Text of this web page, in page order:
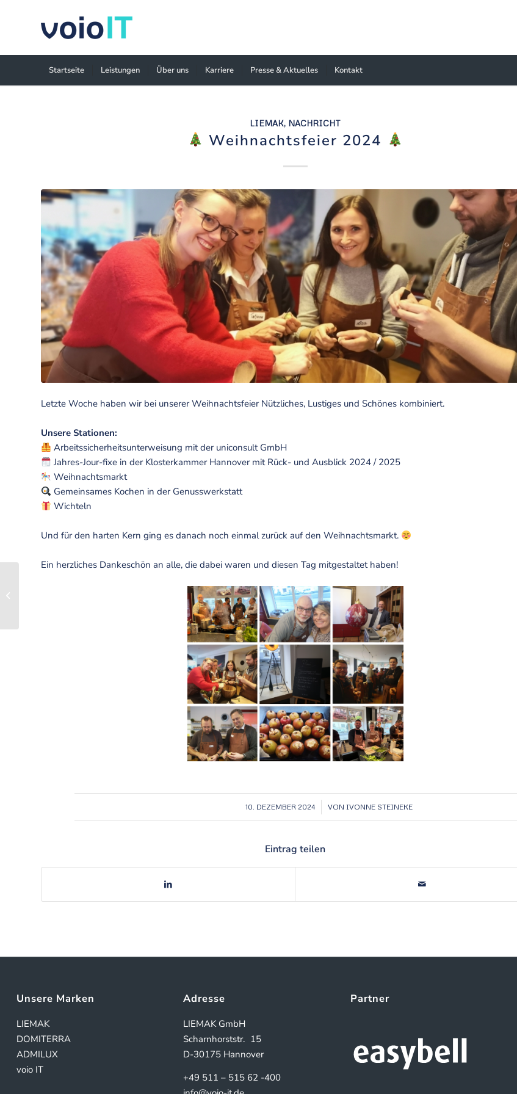
Startseite Leistungen Über uns Karriere Presse & Aktuelles Kontakt
LIEMAK, NACHRICHT
Weihnachtsfeier 2024
Letzte Woche haben wir bei unserer Weihnachtsfeier Nützliches, Lustiges und Schönes kombiniert.
Unsere Stationen:
Arbeitssicherheitsunterweisung mit der uniconsult GmbH
Jahres-Jour-fixe in der Klosterkammer Hannovermit Rück- und Ausblick 2024 / 2025
Weihnachtsmarkt
Gemeinsames Kochen in der Genusswerkstatt
Wichteln
Und für den harten Kern ging es danach noch einmal zurück auf den Weihnachtsmarkt.
Ein herzliches Dankeschön an alle, die dabei waren und diesen Tag mitgestaltet haben!
10. DEZEMBER 2024
/ VON IVONNE STEINEKE
Eintrag teilen
Unsere Marken
LIEMAK
DOMITERRA
ADMILUX
voio IT
Adresse
LIEMAK GmbH
Scharnhorststr. 15
D-30175 Hannover
+49 511 – 515 62 -400
Partner